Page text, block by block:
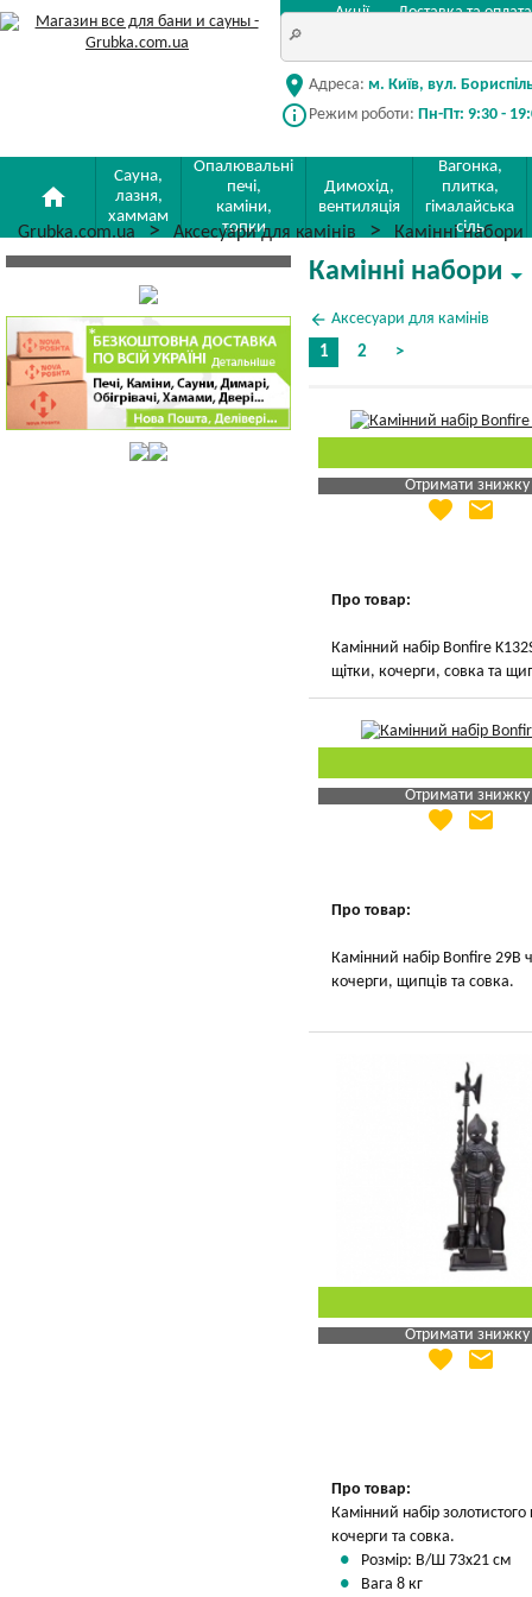
Акції Доставка та оплата
location_on Адреса: м. Київ, вул.
info_outline Режим роботи: Пн-Пт: 9:30 -
home
Сауна,
лазня,
хаммам
Опалювальні
печі,
каміни,
топки
Димохід,
вентиляція
Вагонка,
плитка,
гімалайська
сіль
Grubka.com.ua Аксесуари для камінів Камінні набори
Камінні набори arrow_drop_down
arrow_back Аксесуари для камінів
1
2 >
Отримати знижку
Яка Ваша ціна
favorite email
Про товар:
Камінний набір Bonfire
щітки, кочерги, совка та
Отримати знижку
Яка Ваша ціна
favorite email
Про товар:
Камінний набір Bonfire 29B
кочерги, щипців та совка.
Отримати знижку
Яка Ваша ціна
favorite email
Про товар:
Камінний набір
кочерги та совка.
Розмір: В/Ш 73х21 см
Вага 8 кг